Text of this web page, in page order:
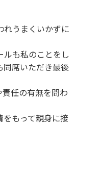
れうまくいかずに
も私のことをし
同席いただき最後
任の有無を問わ
もって親身に接